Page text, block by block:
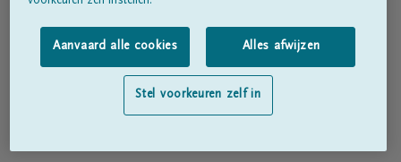
Gebruiksvoorwaarden
Privacyverklaring
Toegankelijkheidsverklaring
Aanvaard alle cookies Alles afwijzen
Stel voorkeuren zelf in